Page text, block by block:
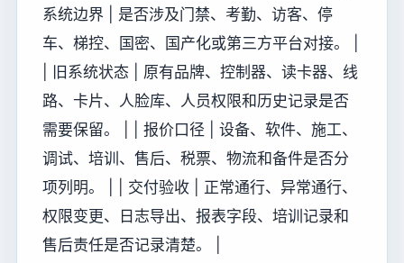
系统边界 | 是否涉及门禁、考勤、访客、停
车、梯控、国密、国产化或第三方平台对接。 |
| 旧系统状态 | 原有品牌、控制器、读卡器、线
路、卡片、人脸库、人员权限和历史记录是否
需要保留。 | | 报价口径 | 设备、软件、施工、
调试、培训、售后、税票、物流和备件是否分
项列明。 | | 交付验收 | 正常通行、异常通行、
权限变更、日志导出、报表字段、培训记录和
售后责任是否记录清楚。 |